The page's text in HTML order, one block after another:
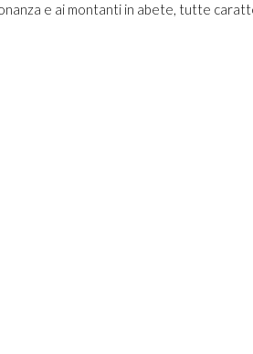
e ai montanti in abete, tutte